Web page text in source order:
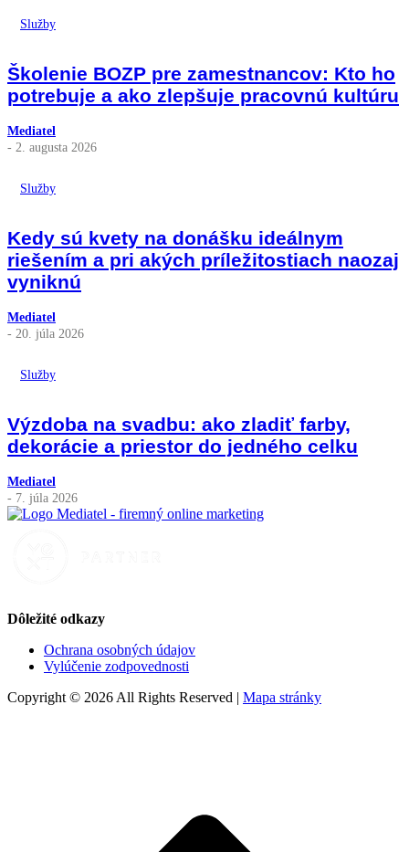
Služby
Školenie BOZP pre zamestnancov: Kto ho
potrebuje a ako zlepšuje pracovnú kultúru
Mediatel
- 2. augusta 2026
Služby
Kedy sú kvety na donášku ideálnym
riešením a pri akých príležitostiach naozaj
vyniknú
Mediatel
- 20. júla 2026
Služby
Výzdoba na svadbu: ako zladiť farby,
dekorácie a priestor do jedného celku
Mediatel
- 7. júla 2026
Dôležité odkazy
Ochrana osobných údajov
Vylúčenie zodpovednosti
Copyright © 2026 All Rights Reserved | Mapa stránky